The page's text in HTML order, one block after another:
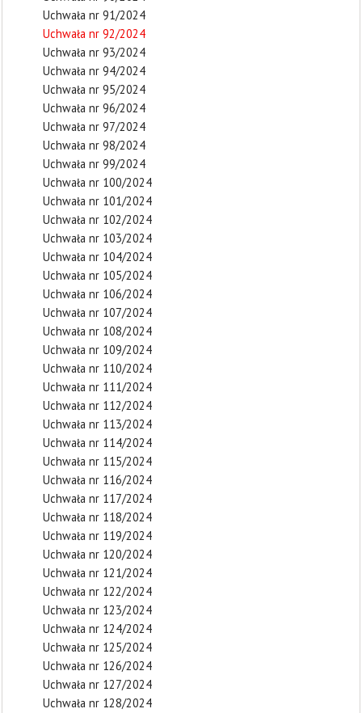
Uchwała nr 91/2024
Uchwała nr 92/2024
Uchwała nr 93/2024
Uchwała nr 94/2024
Uchwała nr 95/2024
Uchwała nr 96/2024
Uchwała nr 97/2024
Uchwała nr 98/2024
Uchwała nr 99/2024
Uchwała nr 100/2024
Uchwała nr 101/2024
Uchwała nr 102/2024
Uchwała nr 103/2024
Uchwała nr 104/2024
Uchwała nr 105/2024
Uchwała nr 106/2024
Uchwała nr 107/2024
Uchwała nr 108/2024
Uchwała nr 109/2024
Uchwała nr 110/2024
Uchwała nr 111/2024
Uchwała nr 112/2024
Uchwała nr 113/2024
Uchwała nr 114/2024
Uchwała nr 115/2024
Uchwała nr 116/2024
Uchwała nr 117/2024
Uchwała nr 118/2024
Uchwała nr 119/2024
Uchwała nr 120/2024
Uchwała nr 121/2024
Uchwała nr 122/2024
Uchwała nr 123/2024
Uchwała nr 124/2024
Uchwała nr 125/2024
Uchwała nr 126/2024
Uchwała nr 127/2024
Uchwała nr 128/2024